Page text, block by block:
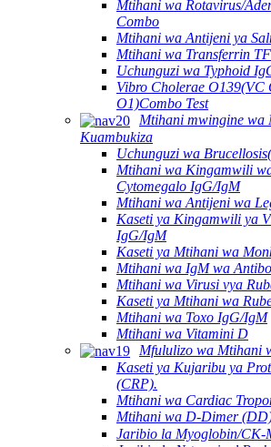
Mtihani wa Rotavirus/
Combo
Mtihani wa Antijeni ya
Mtihani wa Transferrin TF
Uchunguzi wa Typhoid
Vibro Cholerae O139(VC
O1)Combo Test
Mtihani mwingine wa
Kuambukiza
Uchunguzi wa
Mtihani wa Kingamwili
Cytomegalo IgG/IgM
Mtihani wa Antijeni wa
Kaseti ya Kingamwili ya
IgG/IgM
Kaseti ya Mtihani wa
Mtihani wa IgM wa
Mtihani wa Virusi vya
Kaseti ya Mtihani wa
Mtihani wa Toxo IgG/IgM
Mtihani wa Vitamini D
Mfululizo wa Mtihani
Kaseti ya Kujaribu ya
(CRP).
Mtihani wa Cardiac
Mtihani wa D-Dimer
Jaribio la Myoglobin/CK-